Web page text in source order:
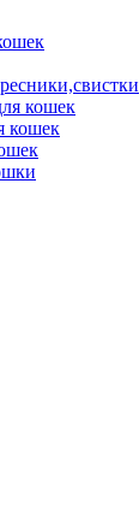
кошек
кошек